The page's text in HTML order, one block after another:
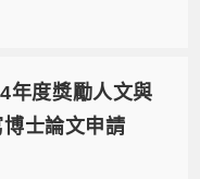
年度獎勵人文與
士論文申請